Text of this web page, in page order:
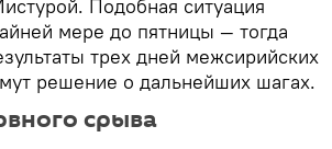
Подобная ситуация
мере до пятницы — тогда
трех дней межсирийских
решение о дальнейших шагах.
срыва